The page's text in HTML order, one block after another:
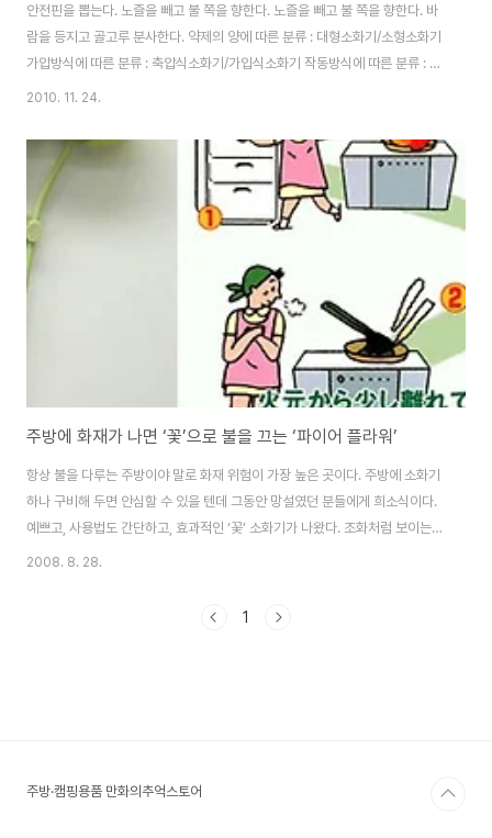
안전핀을 뽑는다. 노즐을 빼고 불 쪽을 향한다. 노즐을 빼고 불 쪽을 향한다. 바
람을 등지고 골고루 분사한다. 약제의 양에 따른 분류 : 대형소화기/소형소화기
가압방식에 따른 분류 : 축압식소화기/가입식소화기 작동방식에 따른 분류 : 축
압식, 가압식, 전도식, 파병식 소화기 약제 성분에 따른 분류 : 분말 소화약제,
제 구조 및 작동 방식에 따른 분류 : 자동식 소화기, 수동식 소화기, 간이소화용
구 .A급 일반화재 : 나무나 종이, 솜, 스폰지, 섬유류 같은 일반적인 불에 타기
쉬운 가연물 화재를 가리킵니다. B급 유류화재 : "유류화재”는 쉽게 말해서 기
름과 같은 가연성 액체의 화재를 가리킵니다. C급 전기화재 : "전기화재”를 ..
2010. 11. 24.
주방에 화재가 나면 ‘꽃’으로 불을 끄는 ‘파이어 플라워’
항상 불을 다루는 주방이야 말로 화재 위험이 가장 높은 곳이다. 주방에 소화기
하나 구비해 두면 안심할 수 있을 텐데 그동안 망설였던 분들에게 희소식이다.
예쁘고, 사용법도 간단하고, 효과적인 ‘꽃’ 소화기가 나왔다. 조화처럼 보이는
‘파이어 플라워(Fire Flower)’가 바로 기름에 붙은 불을 끄는 소화기이다. 자
2008. 8. 28.
1
주방·캠핑용품 만화의추억스토어